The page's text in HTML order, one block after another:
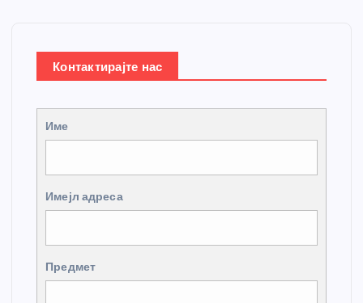
Контактирајте нас
Име
Имејл адреса
Предмет